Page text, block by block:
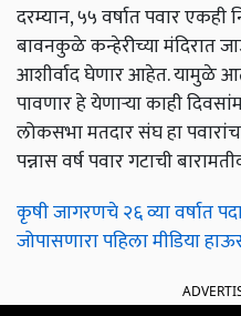
दरम्यान, ५५ वर्षात पवार
बावनकुळे कन्हेरीच्या मंदिरात
आशीर्वाद घेणार आहेत. यामुळे
पावणार हे येणाऱ्या काही
लोकसभा मतदार संघ हा
पन्नास वर्ष पवार गटाची
कृषी जागरणचे २६ व्या वर्षात
जोपासणारा पहिला मीडिया